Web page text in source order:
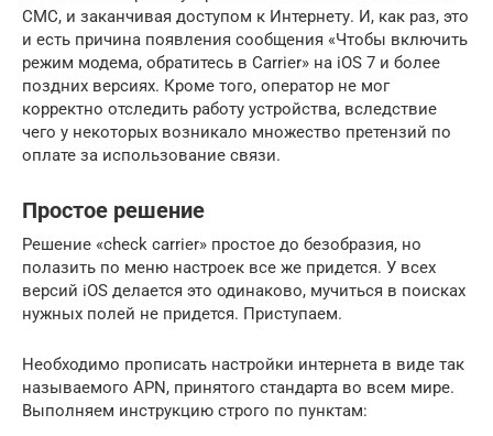
СМС, и заканчивая доступом к Интернету. И, как раз, это
и есть причина появления сообщения «Чтобы включить
режим модема, обратитесь в Carrier» на iOS 7 и более
поздних версиях. Кроме того, оператор не мог
корректно отследить работу устройства, вследствие
чего у некоторых возникало множество претензий по
оплате за использование связи.
Простое решение
Решение «check carrier» простое до безобразия, но
полазить по меню настроек все же придется. У всех
версий iOS делается это одинаково, мучиться в поисках
нужных полей не придется. Приступаем.
Необходимо прописать настройки интернета в виде так
называемого APN, принятого стандарта во всем мире.
Выполняем инструкцию строго по пунктам: